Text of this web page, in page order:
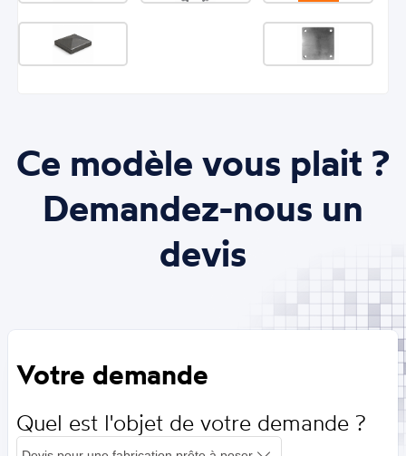
Ce modèle vous plait ?
Demandez-nous un
devis
Votre demande
Quel est l'objet de votre demande ?